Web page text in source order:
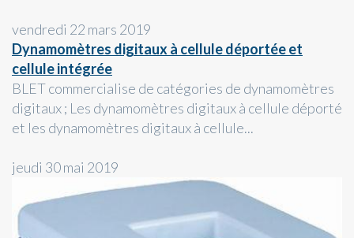
vendredi 22 mars 2019
Dynamomètres digitaux à cellule déportée et
cellule intégrée
BLET commercialise de catégories de dynamomètres
digitaux ; Les dynamomètres digitaux à cellule déporté
et les dynamomètres digitaux à cellule...
jeudi 30 mai 2019